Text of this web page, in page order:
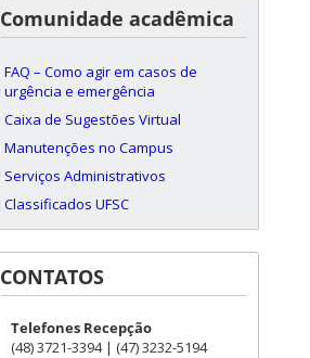
Comunidade acadêmica
FAQ – Como agir em casos de
urgência e emergência
Caixa de Sugestões Virtual
Manutenções no Campus
Serviços Administrativos
Classificados UFSC
CONTATOS
Telefones Recepção
(48) 3721-3394 | (47) 3232-5194